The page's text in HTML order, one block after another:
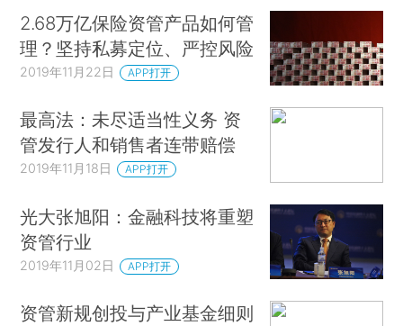
2.68万亿保险资管产品如何管
理？坚持私募定位、严控风险
2019年11月22日 APP打开
最高法：未尽适当性义务 资
管发行人和销售者连带赔偿
2019年11月18日 APP打开
光大张旭阳：金融科技将重塑
资管行业
2019年11月02日 APP打开
资管新规创投与产业基金细则